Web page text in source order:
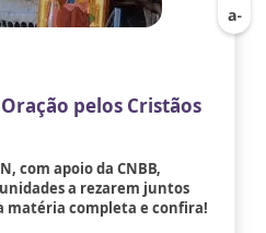
pelos Cristãos
com apoio da CNBB,
a rezarem juntos
matéria completa e confira!